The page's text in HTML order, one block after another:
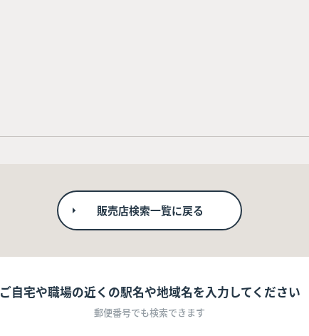
販売店検索一覧に戻る
ご自宅や職場の近くの駅名や地域名を入力してください
郵便番号でも検索できます